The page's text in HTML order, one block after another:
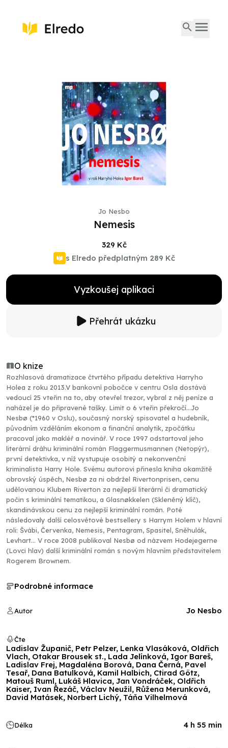
Jo Nesbo
Nemesis
329 Kč
s Elredo předplatným 289 Kč
Vyzkoušej aplikaci
Přehrát ukázku
O knize
Rozhlasová dramatizace čtvrtého případu detektiva Harryho
Holea z roku 2013.V bankovní pobočce v centru Osla dostává
vedoucí 25 vteřin na to, aby otevřel trezor, vybral z něj peníze a
naházel je do připravené tašky. Limit o 6 vteřin překročí...Jo
Nesbø (*1960 v Oslu), současný norský spisovatel a hudebník,
původním vzděláním ekonom a finanční analytik, zpočátku
pracoval jako makléř a novinář. V roce 1997 odstartoval jeho
literární dráhu kriminální román Flaggermusmannen (Netopýr),
první detektivka, v níž vystupuje osobitý a nekonvenční
kriminalista Harry Hole. Svému autorovi přinesla kniha okamžitě
obrovský úspěch, Nesbø za ni obdržel Rivertonprisen, cenu
udělovanou Klubem Riverton za nejlepší literární či dramatický
počin s kriminální tematikou, a Glasnøkkelen (Skleněný klíč),
skandinávskou cenu za nejlepší kriminální román. Poté
následovaly další celosvětové bestsellery s Harrym Holem v hlavní
roli: Švábi, Červenka, Nemesis, Pentagram, Spasitel, Sněhulák,
Levhart… V roce 2008 publikoval Nesbø od názvem Hodejegerne
(Lovci hlav) další kriminální román s novým hlavním představitelem
Rogerem Brownem.
Podrobné informace
Autor Jo Nesbo
Čte
Ladislav Županič, Petr Pelzer, Lenka Vlasáková, Oldřich
Vlach, Otakar Brousek st., Lada Jelínková, Igor Bareš,
Ladislav Frej, Magdaléna Borová, Dana Černá, Pavel
Tesař, Dana Batulková, Kamil Halbich, Ctirad Götz,
Matouš Ruml, Lukáš Hlavica, Jan Vondráček, Oldřich
Kaiser, Ivan Řezáč, Václav Neužil, Růžena Merunková,
David Matásek, Norbert Lichý, Táňa Vilhelmová
Délka 4 h 55 min